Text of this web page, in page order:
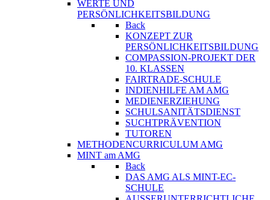
WERTE UND
PERSÖNLICHKEITSBILDUNG
Back
KONZEPT ZUR
PERSÖNLICHKEITSBILDUNG
COMPASSION-PROJEKT DER
10. KLASSEN
FAIRTRADE-SCHULE
INDIENHILFE AM AMG
MEDIENERZIEHUNG
SCHULSANITÄTSDIENST
SUCHTPRÄVENTION
TUTOREN
METHODENCURRICULUM AMG
MINT am AMG
Back
DAS AMG ALS MINT-EC-
SCHULE